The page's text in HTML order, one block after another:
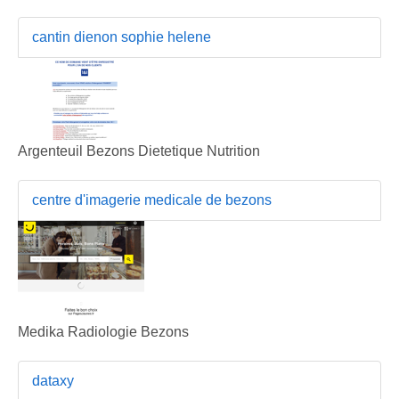
cantin dienon sophie helene
Argenteuil Bezons Dietetique Nutrition
centre d'imagerie medicale de bezons
Medika Radiologie Bezons
dataxy